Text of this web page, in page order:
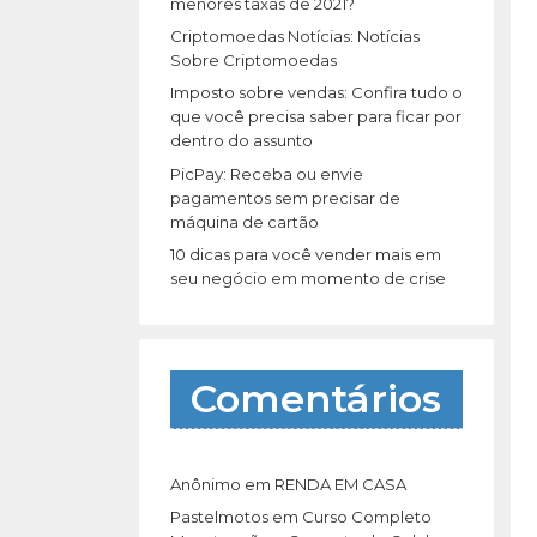
:
Criptomoedas Notícias: Notícias
Sobre Criptomoedas
Imposto sobre vendas: Confira tudo o
que você precisa saber para ficar por
dentro do assunto
PicPay: Receba ou envie
pagamentos sem precisar de
máquina de cartão
10 dicas para você vender mais em
seu negócio em momento de crise
Comentários
Anônimo em RENDA EM CASA
Pastelmotosem Curso Completo